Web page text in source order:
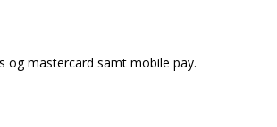
og mastercard samt mobile pay.